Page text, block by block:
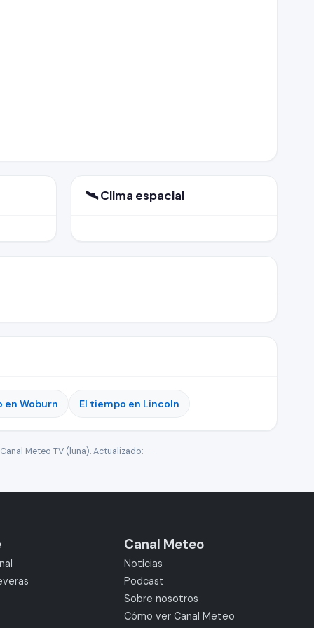
🛰️ Clima espacial
en Woburn El tiempo en Lincoln
Meteo TV (luna). Actualizado: —
Canal Meteo
Noticias
Podcast
Sobre nosotros
Cómo ver Canal Meteo